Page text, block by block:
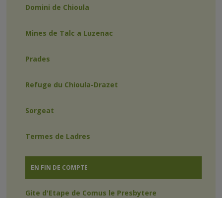
Domini de Chioula
Mines de Talc a Luzenac
Prades
Refuge du Chioula-Drazet
Sorgeat
Termes de Ladres
EN FIN DE COMPTE
Gite d'Etape de Comus le Presbytere